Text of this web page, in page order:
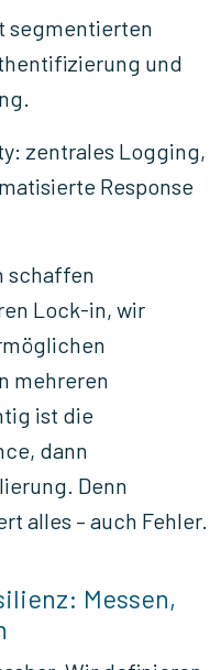
segmentierten
und
zentrales Logging,
Response
schaffen
Lock-in, wir
mehreren
ist die
dann
Denn
alles – auch Fehler.
Messen,